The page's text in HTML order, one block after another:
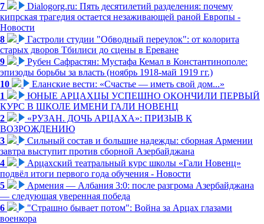
7
Dialogorg.ru: Пять десятилетий разделения: почему
кипрская трагедия остается незаживающей раной Европы -
Новости
8
Гастроли студии "Обводный переулок": от колорита
старых дворов Тбилиси до сцены в Ереване
9
Рубен Сафрастян: Мустафа Кемал в Константинополе:
эпизоды борьбы за власть (ноябрь 1918-май 1919 гг.)
10
Еланские вести: «Счастье — иметь свой дом...»
1
ЮНЫЕ АРЦАХЦЫ УСПЕШНО ОКОНЧИЛИ ПЕРВЫЙ
КУРС В ШКОЛЕ ИМЕНИ ГАЛИ НОВЕНЦ
2
«РУЗАН. ДОЧЬ АРЦАХА»: ПРИЗЫВ К
ВОЗРОЖДЕНИЮ
3
Сильный состав и большие надежды: сборная Армении
завтра выступит против сборной Азербайджана
4
Арцахский театральный курс школы «Гали Новенц»
подвёл итоги первого года обучения - Новости
5
Армения — Албания 3:0: после разгрома Азербайджана
— следующая уверенная победа
6
"Страшно бывает потом": Война за Арцах глазами
военкора